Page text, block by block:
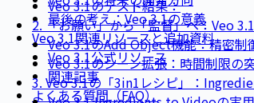
最後の考え：Veo 3.1の意義
Veo 3.1関連リソースと追加資料
Veo 3.1公式リソース
関連記事
よくある質問（FAQ）
Veo 3.1のテスト結果：
2. 「お願い」から「監督」へ：Veo
Veo 3.1のAdd Object機能：精密制
Veo 3.1のシーン拡張：時間制限の
3. Veo 3.1の「3in1レシピ」：